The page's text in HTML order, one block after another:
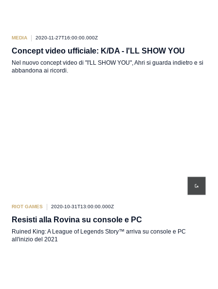
MEDIA 2020-11-27T16:00:00.000Z
Concept video ufficiale: K/DA - I'LL SHOW YOU
Nel nuovo concept video di "I'LL SHOW YOU", Ahri si guarda indietro e si
abbandona ai ricordi.
RIOT GAMES 2020-10-31T13:00:00.000Z
Resisti alla Rovina su console e PC
Ruined King: A League of Legends Story™ arriva su console e PC
all'inizio del 2021